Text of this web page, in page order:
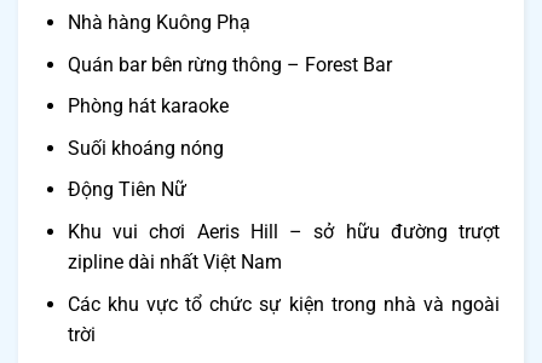
Nhà hàng Kuông Phạ
Quán bar bên rừng thông – Forest Bar
Phòng hát karaoke
Suối khoáng nóng
Động Tiên Nữ
Khu vui chơi Aeris Hill – sở hữu đường trượt
zipline dài nhất Việt Nam
Các khu vực tổ chức sự kiện trong nhà và ngoài
trời